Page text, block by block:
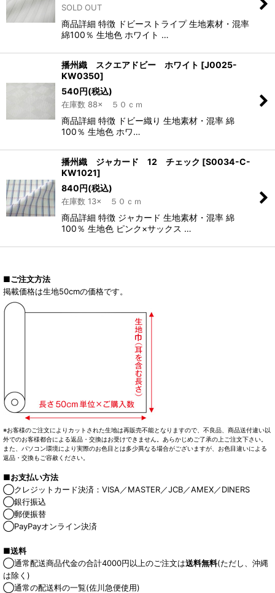
SOLD OUT
商品詳細 特徴 ドビーストライプ 生地素材・混率
綿100％ 生地色 ホワイト …
播州織 スクエアドビー ホワイト [J0025-
KW0350]
540円(税込)
在庫数 88× ５０ｃｍ
商品詳細 特徴 ドビー織り 生地素材・混率 綿
100％ 生地色 ホワ…
播州織 ジャカード 12 チェック [S0034-C-
KW1021]
840円(税込)
在庫数 13× ５０ｃｍ
商品詳細 特徴 ジャカード 生地素材・混率 綿
100％ 生地色 ピンク×サックス …
■ご注文方法
掲載価格は生地50cmの価格です。
※お客様のご注文によりカットされた生地は再販売不能となりますので、不良品、商品送付違い以
外でのお客様都合による返品・交換はお受けできません。あらかじめご了承の上ご注文下さい。
また、パソコン環境により実際のお色目とは多少異なる場合がございますが、お色目違いによる
返品・交換もご容赦ください。
■お支払い方法
◯クレジットカード決済：VISA／MASTER／JCB／AMEX／DINERS
◯銀行振込
◯郵便振替
◯PayPayオンライン決済
■送料
◯通常配送商品代金の合計4000円以上のご注文は送料無料(ただし、沖縄
は除く)
◯通常の配送料の一覧(佐川急便使用)